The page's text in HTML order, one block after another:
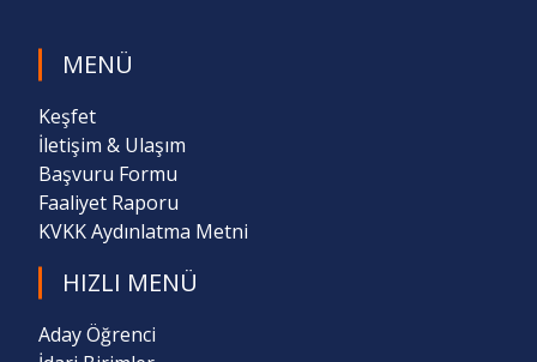
MENÜ
Keşfet
İletişim & Ulaşım
Başvuru Formu
Faaliyet Raporu
KVKK Aydınlatma Metni
HIZLI MENÜ
Aday Öğrenci